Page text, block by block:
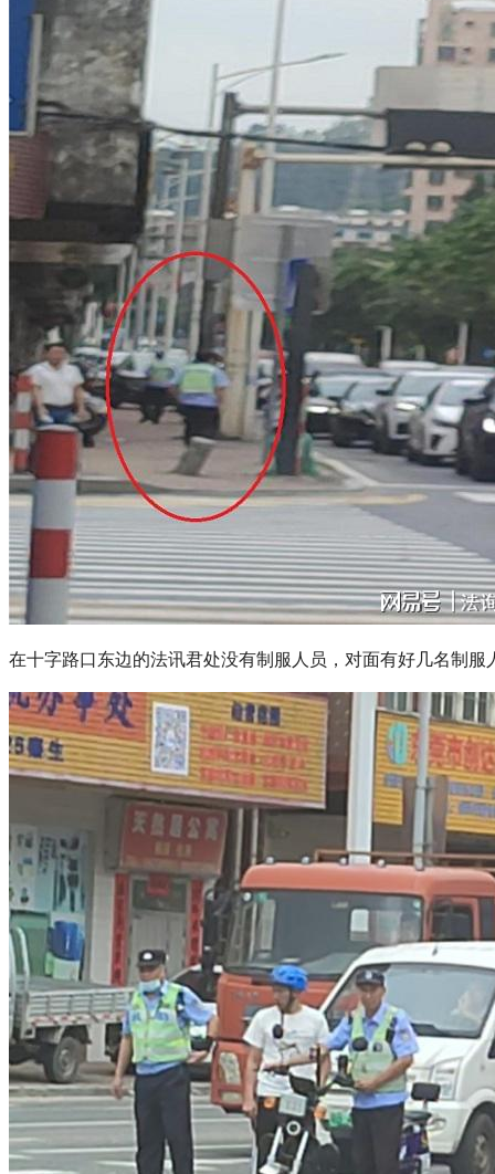
在十字路口东边的法讯君处没有制服人员，对面有好几名制